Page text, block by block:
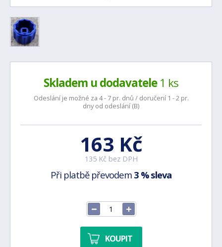
Skladem u dodavatele1 ks
Odeslání je možné za 4 - 7 pr. dnů / doručení 1 - 2 pr.
dny od odeslání (B)
163 Kč
135 Kč bez DPH
Při platbě převodem 3 % sleva
KOUPIT